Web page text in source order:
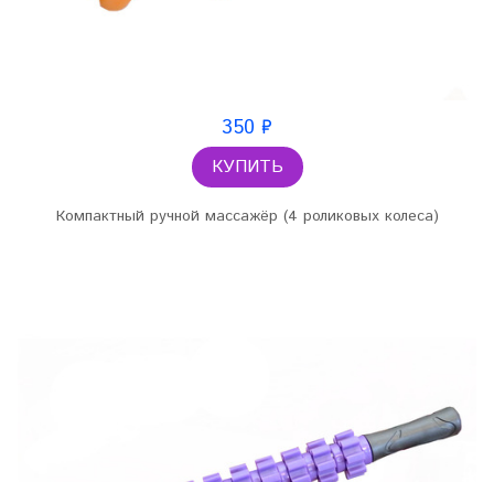
350 ₽
КУПИТЬ
Компактный ручной массажёр (4 роликовых колеса)